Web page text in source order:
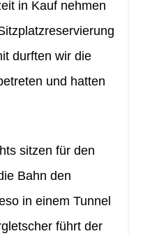
in Kauf nehmen
durften wir die
und hatten
sitzen für den
Bahn den
in einem Tunnel
führt der